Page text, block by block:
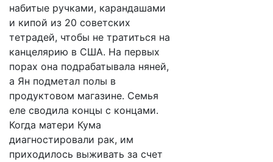
набитые ручками, карандашами
и кипой из 20 советских
тетрадей, чтобы не тратиться на
канцелярию в США. На первых
порах она подрабатывала няней,
а Ян подметал полы в
продуктовом магазине. Семья
еле сводила концы с концами.
Когда матери Кума
диагностировали рак, им
приходилось выживать за счет